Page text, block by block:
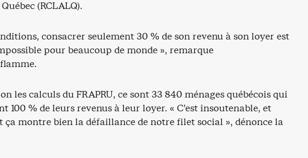
(RCLALQ).
consacrer seulement 30 % de son revenu à son loyer est
pour beaucoup de monde », remarque
les calculs du FRAPRU, ce sont 33 840 ménages québécois qui
100 % de leurs revenus à leur loyer. « C’est insoutenable, et
ça montre bien la défaillance de notre filet social », dénonce la